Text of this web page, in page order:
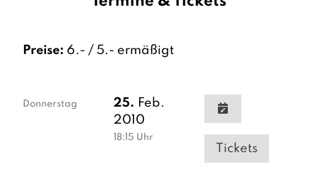
Preise: 6.- / 5.- ermäßigt
Donnerstag 25. Feb.
2010
18:15 Uhr
Tickets